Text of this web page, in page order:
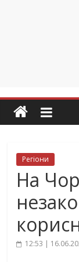
Регіони
На
12:53 |